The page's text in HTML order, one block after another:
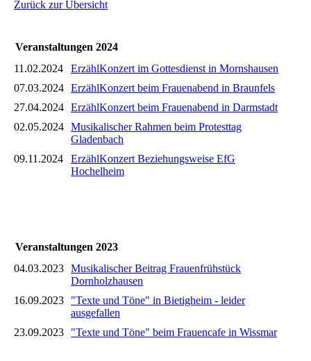
Zurück zur Übersicht
Veranstaltungen 2024
11.02.2024
ErzählKonzert im Gottesdienst in Mornshausen
07.03.2024 ErzählKonzert beim Frauenabend in Braunfels
27.04.2024 ErzählKonzert beim Frauenabend in Darmstadt
02.05.2024 Musikalischer Rahmen beim Protesttag
Gladenbach
09.11.2024
ErzählKonzert Beziehungsweise EfG
Hochelheim
Veranstaltungen 2023
04.03.2023 Musikalischer Beitrag Frauenfrühstück
Dornholzhausen
16.09.2023
"Texte und Töne" in Bietigheim - leider
ausgefallen
23.09.2023
"Texte und Töne" beim Frauencafe in Wissmar